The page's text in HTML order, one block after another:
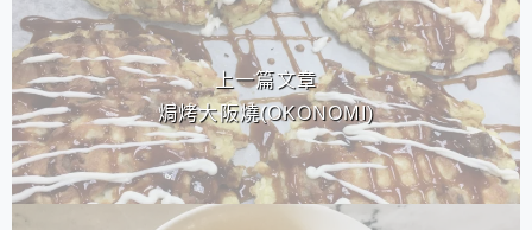
相連文章
上一篇文章
焗烤大阪燒(OKONOMI)